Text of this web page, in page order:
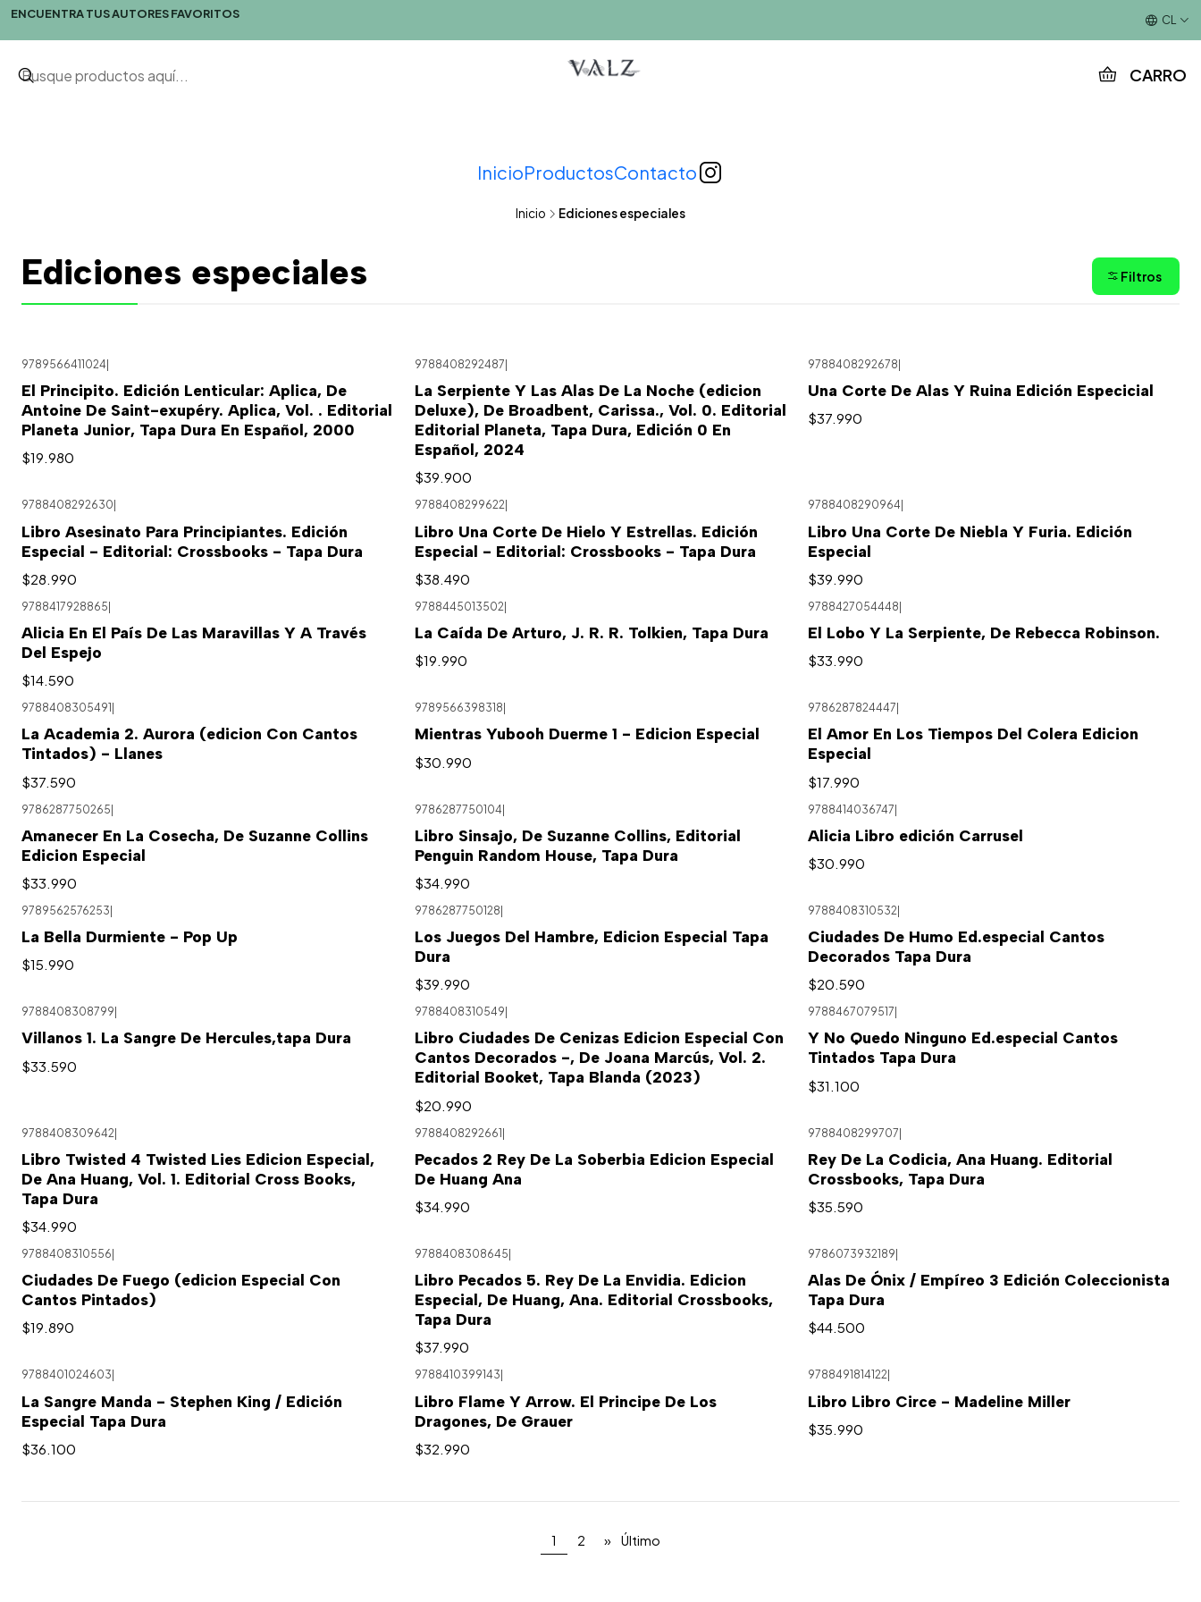
CARRO
InicioProductosContacto
ENCUENTRA TUS AUTORES FAVORITOS CL
Inicio Ediciones especiales
Ediciones especiales Filtros
9789566411024
El Principito. Edición Lenticular: Aplica, De
Antoine De Saint-exupéry. Aplica, Vol. . Editorial
Planeta Junior, Tapa Dura En Español, 2000
$19.980
9788408292487
La Serpiente Y Las Alas De La Noche (edicion
Deluxe), De Broadbent, Carissa., Vol. 0. Editorial
Editorial Planeta, Tapa Dura, Edición 0 En
Español, 2024
$39.900
9788408292678
Una Corte De Alas Y Ruina Edición Especicial
$37.990
9788408292630
Libro Asesinato Para Principiantes. Edición
Especial - Editorial: Crossbooks - Tapa Dura
$28.990
9788408299622|
Libro Una Corte De Hielo Y Estrellas. Edición
Especial - Editorial: Crossbooks - Tapa Dura
$38.490
9788408290964
Libro Una Corte De Niebla Y Furia. Edición
Especial
$39.990
9788417928865
Alicia En El País De Las Maravillas Y A Través
Del Espejo
$14.590
9788445013502
La Caída De Arturo, J. R. R. Tolkien, Tapa Dura
$19.990
9788427054448
El Lobo Y La Serpiente, De Rebecca Robinson.
$33.990
9788408305491
La Academia 2. Aurora (edicion Con Cantos
Tintados) - Llanes
$37.590
9789566398318
Mientras Yubooh Duerme 1 - Edicion Especial
$30.990
9786287824447
El Amor En Los Tiempos Del Colera Edicion
Especial
$17.990
9786287750265|
Amanecer En La Cosecha, De Suzanne Collins
Edicion Especial
$33.990
9786287750104|
Libro Sinsajo, De Suzanne Collins, Editorial
Penguin Random House, Tapa Dura
$34.990
9788414036747|
Alicia Libro edición Carrusel
$30.990
9789562576253
La Bella Durmiente - Pop Up
$15.990
9786287750128
Los Juegos Del Hambre, Edicion Especial Tapa
Dura
$39.990
9788408310532
Ciudades De Humo Ed.especial Cantos
Decorados Tapa Dura
$20.590
9788408308799
Villanos 1. La Sangre De Hercules,tapa Dura
$33.590
9788408310549
Libro Ciudades De Cenizas Edicion Especial Con
Cantos Decorados -, De Joana Marcús, Vol. 2.
Editorial Booket, Tapa Blanda (2023)
$20.990
9788467079517
Y No Quedo Ninguno Ed.especial Cantos
Tintados Tapa Dura
$31.100
9788408309642|
Libro Twisted 4 Twisted Lies Edicion Especial,
De Ana Huang, Vol. 1. Editorial Cross Books,
Tapa Dura
$34.990
9788408292661|
Pecados 2 Rey De La Soberbia Edicion Especial
De Huang Ana
$34.990
9788408299707|
Rey De La Codicia, Ana Huang. Editorial
Crossbooks, Tapa Dura
$35.590
9788408310556
Ciudades De Fuego (edicion Especial Con
Cantos Pintados)
$19.890
9788408308645
Libro Pecados 5. Rey De La Envidia. Edicion
Especial, De Huang, Ana. Editorial Crossbooks,
Tapa Dura
$37.990
9786073932189
Alas De Ónix / Empíreo 3 Edición Coleccionista
Tapa Dura
$44.500
9788401024603
La Sangre Manda - Stephen King / Edición
Especial Tapa Dura
$36.100
9788410399143
Libro Flame Y Arrow. El Principe De Los
Dragones, De Grauer
$32.990
9788491814122|
Libro Libro Circe - Madeline Miller
$35.990
1 2 » Último